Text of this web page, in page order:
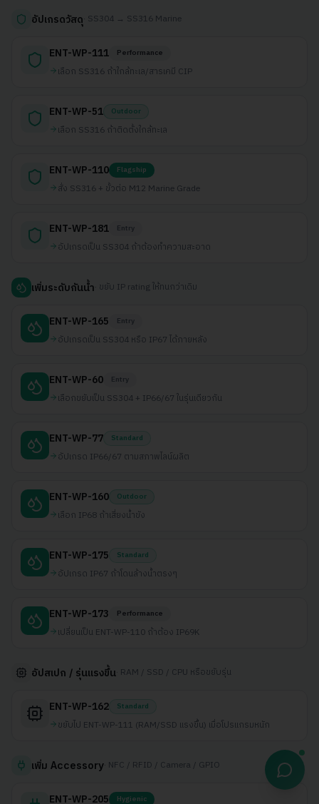
อัปเกรดวัสดุ SS304 → SS316 Marine
ENT-WP-111 Performance
เลือก SS316 ถ้าใกล้ทะเล/สารเคมี CIP
ENT-WP-51 Outdoor
เลือก SS316 ถ้าติดตั้งใกล้ทะเล
ENT-WP-110 Flagship
สั่ง SS316 + ขั้วต่อ M12 Marine Grade
ENT-WP-181 Entry
อัปเกรดเป็น SS304 ถ้าต้องทำความสะอาด
เพิ่มระดับกันน้ำ ขยับ IP rating ให้ทนกว่าเดิม
ENT-WP-165 Entry
อัปเกรดเป็น SS304 หรือ IP67 ได้ภายหลัง
ENT-WP-60 Entry
เลือกขยับเป็น SS304 + IP66/67 ในรุ่นเดียวกัน
ENT-WP-77 Standard
อัปเกรด IP66/67 ตามสภาพไลน์ผลิต
ENT-WP-160 Outdoor
เลือก IP68 ถ้าเสี่ยงน้ำขัง
ENT-WP-175 Standard
อัปเกรด IP67 ถ้าโดนล้างน้ำตรงๆ
ENT-WP-173 Performance
เปลี่ยนเป็น ENT-WP-110 ถ้าต้อง IP69K
อัปสเปก / รุ่นแรงขึ้น RAM / SSD / CPU หรือขยับรุ่น
ENT-WP-162 Standard
ขยับไป ENT-WP-111 (RAM/SSD แรงขึ้น) เมื่อโปรแกรมหนัก
เพิ่ม Accessory NFC / RFID / Camera / GPIO
ENT-WP-205 Hygienic